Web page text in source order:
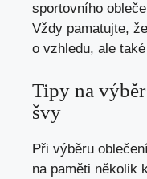
sportovního
Vždy pamatujte,
o vzhledu, ale
Tipy na
švy
Při výběru
na paměti několik